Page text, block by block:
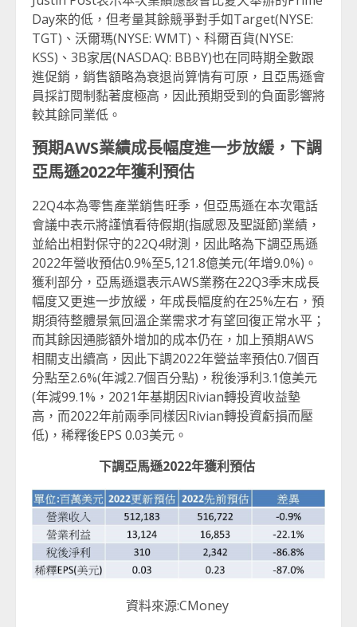
Day來的低，但考量其餘競爭對手如Target(NYSE:
TGT)、沃爾瑪(NYSE: WMT)、科爾百貨(NYSE:
KSS)、3B家居(NASDAQ: BBBY)也在同時期全數跟
進促銷，銷售額略為衰退尚算情有可原，且亞馬遜會
員採訂閱制黏著度極高，因此預期受到的負面影響將
較其餘同業低。
預期AWS業績成長幅度進一步放緩，下調
亞馬遜2022年獲利預估
22Q4本為零售產業銷售旺季，但亞馬遜在本次電話
會議中表示將謹慎看待假期(指感恩及聖誕節)業績，
並給出相對保守的22Q4財測，因此略為下調亞馬遜
2022年營收預估0.9%至5,121.8億美元(年增9.0%)。
獲利部分，亞馬遜還表示AWS業務在22Q3季末成長
幅度又更進一步放緩，年成長幅度約在25%左右，預
期須待整體景氣回溫企業需求才有望回復正常水平；
而其餘因通膨額外增加的成本仍在，加上預期AWS
相關支出續高，因此下調2022年營益率預估0.7個百
分點至2.6%(年減2.7個百分點)，稅後淨利3.1億美元
(年減99.1%，2021年基期因Rivian轉投資收益墊
高，而2022年前兩季同樣因Rivian轉投資虧損而壓
低)，稀釋後EPS 0.03美元。
下調亞馬遜2022年獲利預估
資料來源:CMoney